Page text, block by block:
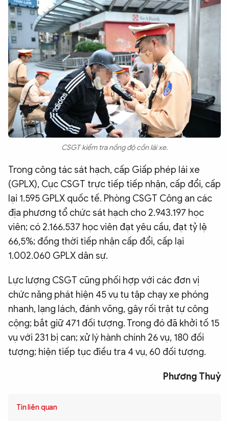
CSGT kiểm tra nồng độ cồn lái xe.
Trong công tác sát hạch, cấp Giấp phép lái xe
(GPLX), Cục CSGT trực tiếp tiếp nhận, cấp đổi, cấp
lại 1.595 GPLX quốc tế. Phòng CSGT Công an các
địa phương tổ chức sát hạch cho 2.943.197 học
viên; có 2.166.537 học viên đạt yêu cầu, đạt tỷ lệ
66,5%; đồng thời tiếp nhận cấp đổi, cấp lại
1.002.060 GPLX dân sự.
Lực lượng CSGT cũng phối hợp với các đơn vị
chức năng phát hiện 45 vụ tụ tập chạy xe phóng
nhanh, lạng lách, đánh võng, gây rối trật tự công
cộng; bắt giữ 471 đối tượng. Trong đó đã khởi tố 15
vụ với 231 bị can; xử lý hành chính 26 vụ, 180 đối
tượng; hiện tiếp tục điều tra 4 vụ, 60 đối tượng.
Phương Thuỷ
Tin liên quan